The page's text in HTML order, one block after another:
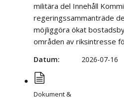
militära del Innehåll
regeringssammanträde
möjliggöra ökat
områden av riksintresse
Datum 2026-07-16
Dokument &